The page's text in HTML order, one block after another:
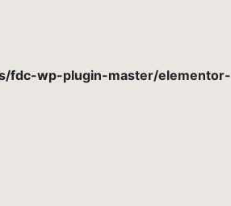
fdc-wp-plugin-master/elementor-